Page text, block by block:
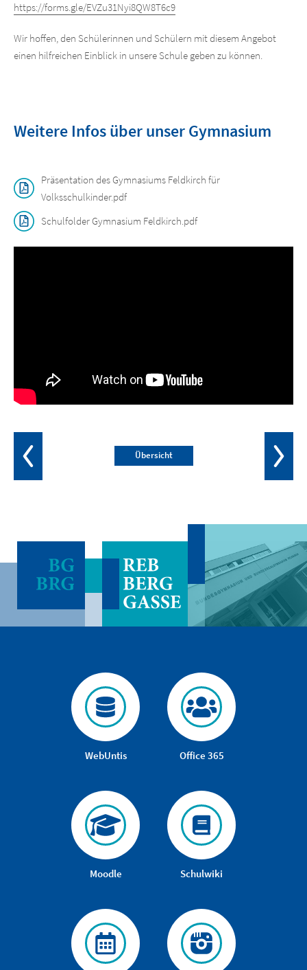
https://forms.gle/EVZu31Nyi8QW8T6c9
Wir hoffen, den Schülerinnen und Schülern mit diesem Angebot
einen hilfreichen Einblick in unsere Schule geben zu können.
Weitere Infos über unser Gymnasium
Präsentation des Gymnasiums Feldkirch für
Volksschulkinder.pdf
Schulfolder Gymnasium Feldkirch.pdf
Übersicht
WebUntis Office 365
Moodle Schulwiki